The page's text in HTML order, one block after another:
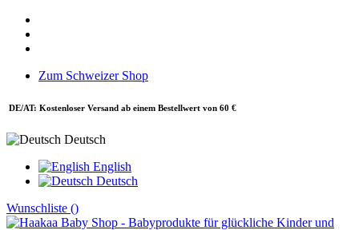
Zum Schweizer Shop
DE/AT: Kostenloser Versand ab einem Bestellwert von 60 €
Deutsch
English
Deutsch
Wunschliste ()